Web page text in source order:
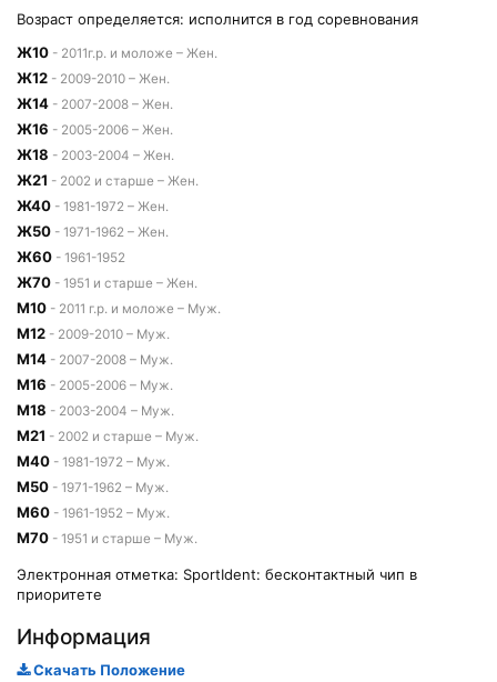
Возраст определяется: исполнится в год соревнования
Ж10 - 2011г.р. и моложе – Жен.
Ж12 - 2009-2010 – Жен.
Ж14 - 2007-2008 – Жен.
Ж16 - 2005-2006 – Жен.
Ж18 - 2003-2004 – Жен.
Ж21 - 2002 и старше – Жен.
Ж40 - 1981-1972 – Жен.
Ж50 - 1971-1962 – Жен.
Ж60 - 1961-1952
Ж70 - 1951 и старше – Жен.
М10 - 2011 г.р. и моложе – Муж.
М12 - 2009-2010 – Муж.
М14 - 2007-2008 – Муж.
М16 - 2005-2006 – Муж.
М18 - 2003-2004 – Муж.
М21 - 2002 и старше – Муж.
М40 - 1981-1972 – Муж.
М50 - 1971-1962 – Муж.
М60 - 1961-1952 – Муж.
М70 - 1951 и старше – Муж.
Электронная отметка: SportIdent: бесконтактный чип в
приоритете
Информация
Скачать Положение